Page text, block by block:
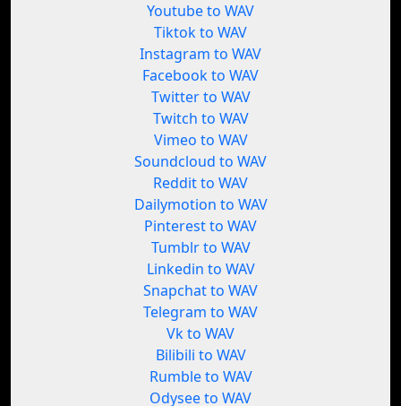
Youtube to WAV
Tiktok to WAV
Instagram to WAV
Facebook to WAV
Twitter to WAV
Twitch to WAV
Vimeo to WAV
Soundcloud to WAV
Reddit to WAV
Dailymotion to WAV
Pinterest to WAV
Tumblr to WAV
Linkedin to WAV
Snapchat to WAV
Telegram to WAV
Vk to WAV
Bilibili to WAV
Rumble to WAV
Odysee to WAV